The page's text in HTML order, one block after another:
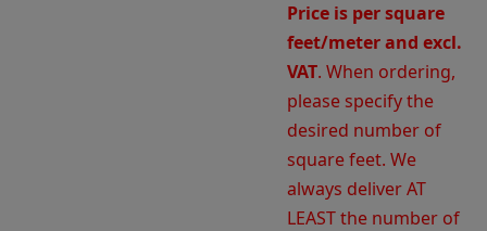
Price is per square
feet/meter and excl.
VAT. When ordering,
please specify the
desired number of
square feet. We
always deliver AT
LEAST the number of